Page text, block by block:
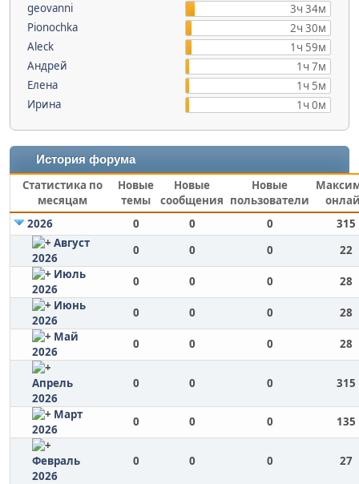
geovanni
3ч 34м
Pionochka
2ч 30м
Aleck
1ч 59м
Андрей
1ч 7м
Елена
1ч 5м
Ирина
1ч 0м
История форума
Статистика по
месяцам
Новые
темы
Новые
сообщения
Новые
пользователи
2026
0 0 0
315
Август
2026
0 0 0
22
Июль
2026
0 0 0
28
Июнь
2026
0 0 0
28
Май
2026
0 0 0 28
Апрель
2026
0 0 0 315
Март
2026
0 0 0 135
Февраль
2026
0 0 0 27